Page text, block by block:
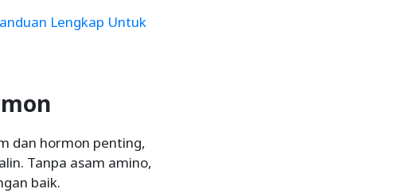
Lengkap Untuk
dan hormon penting,
Tanpa asam amino,
baik.